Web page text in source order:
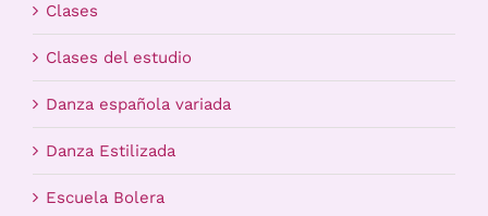
Carrito
Clases
Clases del estudio
Danza española variada
Danza Estilizada
Escuela Bolera